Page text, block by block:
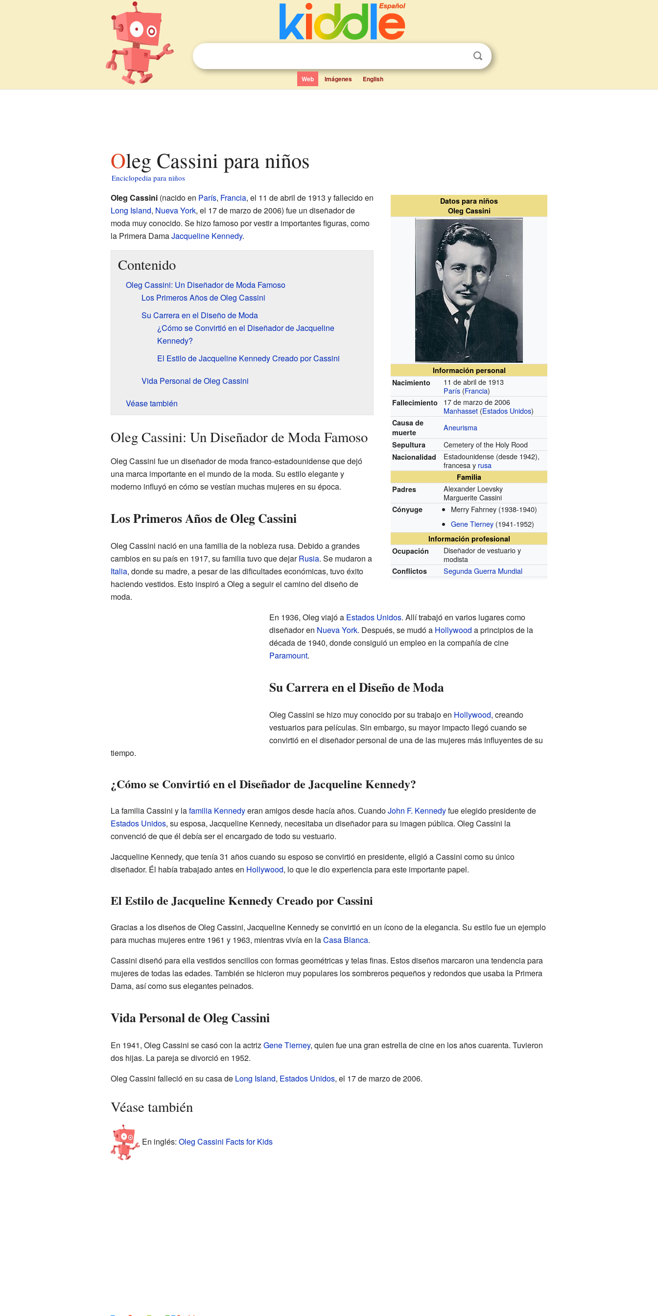
Web Imágenes English
Oleg Cassini para niños
Enciclopedia para niños
Datos para niños
Oleg Cassini
Información personal
Nacimiento
11 de abril de 1913
París (Francia)
Fallecimiento
17 de marzo de 2006
Manhasset (Estados Unidos)
Causa de
muerte
Aneurisma
Sepultura Cemetery of the Holy Rood
Nacionalidad Estadounidense (desde 1942),
francesa y rusa
Familia
Padres
Alexander Loevsky
Marguerite Cassini
Cónyuge Merry Fahrney (1938-1940)
Gene Tierney (1941-1952)
Información profesional
Ocupación
Diseñador de vestuario y
modista
Conflictos Segunda Guerra Mundial
Oleg Cassini(nacido en París, Francia, el 11 de abril de 1913 y fallecido en
Long Island, Nueva York, el 17 de marzo de 2006) fue un diseñador de
moda muy conocido. Se hizo famoso por vestir a importantes figuras, como
la Primera DamaJacqueline Kennedy.
Contenido
Oleg Cassini: Un Diseñador de Moda Famoso
Los Primeros Años de Oleg Cassini
Su Carrera en el Diseño de Moda
¿Cómo se Convirtió en el Diseñador de Jacqueline
Kennedy?
El Estilo de Jacqueline Kennedy Creado por Cassini
Vida Personal de Oleg Cassini
Véase también
Oleg Cassini: Un Diseñador de Moda Famoso
Oleg Cassini fue un diseñador de moda franco-estadounidense que dejó
una marca importante en el mundo de la moda. Su estilo elegante y
moderno influyó en cómo se vestían muchas mujeres en su época.
Los Primeros Años de Oleg Cassini
Oleg Cassini nació en una familia de la nobleza rusa. Debido a grandes
cambios en su país en 1917, su familia tuvo que dejarRusia. Se mudaron a
Italia, donde su madre, a pesar de las dificultades económicas, tuvo éxito
haciendo vestidos. Esto inspiró a Oleg a seguir el camino del diseño de
moda.
En 1936, Oleg viajó a Estados Unidos. Allí trabajó en varios lugares como
diseñador en Nueva York. Después, se mudó a Hollywood a principios de la
década de 1940, donde consiguió un empleo en la compañía de cine
Paramount.
Su Carrera en el Diseño de Moda
Oleg Cassini se hizo muy conocido por su trabajo en Hollywood, creando
vestuarios para películas. Sin embargo, su mayor impacto llegó cuando se
convirtió en el diseñador personal de una de las mujeres más influyentes de su
tiempo.
¿Cómo se Convirtió en el Diseñador de Jacqueline Kennedy?
La familia Cassini y lafamilia Kennedyeran amigos desde hacía años. CuandoJohn F. Kennedyfue elegido presidente de
Estados Unidos, su esposa, Jacqueline Kennedy, necesitaba un diseñador para su imagen pública. Oleg Cassini la
convenció de que él debía ser el encargado de todo su vestuario.
Jacqueline Kennedy, que tenía 31 años cuando su esposo se convirtió en presidente, eligió a Cassini como su único
diseñador. Él había trabajado antes en Hollywood, lo que le dio experiencia para este importante papel.
El Estilo de Jacqueline Kennedy Creado por Cassini
Gracias a los diseños de Oleg Cassini, Jacqueline Kennedy se convirtió en un ícono de la elegancia. Su estilo fue un ejemplo
para muchas mujeres entre 1961 y 1963, mientras vivía en laCasa Blanca.
Cassini diseñó para ella vestidos sencillos con formas geométricas y telas finas. Estos diseños marcaron una tendencia para
mujeres de todas las edades. También se hicieron muy populares los sombreros pequeños y redondos que usaba la Primera
Dama, así como sus elegantes peinados.
Vida Personal de Oleg Cassini
En 1941, Oleg Cassini se casó con la actrizGene Tierney, quien fue una gran estrella de cine en los años cuarenta. Tuvieron
dos hijas. La pareja se divorció en 1952.
Oleg Cassini falleció en su casa de Long Island, Estados Unidos, el 17 de marzo de 2006.
Véase también
En inglés: Oleg Cassini Facts for Kids